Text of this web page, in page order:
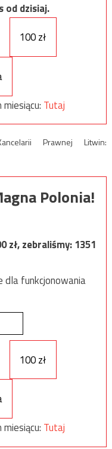
od dzisiaj.
100 zł
Tutaj
Prawnej Litwin:
Polonia!
zł, zebraliśmy:1351
dla funkcjonowania
100 zł
Tutaj